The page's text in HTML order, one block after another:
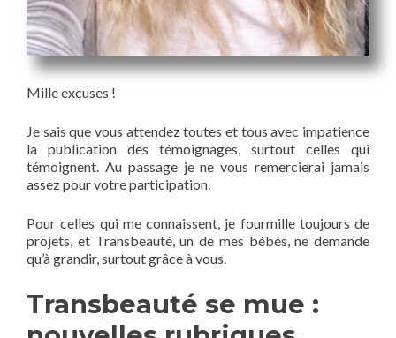
Mille excuses !
Je sais que vous attendez toutes et tous avec impatience
la publication des témoignages, surtout celles qui
témoignent. Au passage je ne vous remercierai jamais
assez pour votre participation.
Pour celles qui me connaissent, je fourmille toujours de
projets, et Transbeauté, un de mes bébés, ne demande
qu’à grandir, surtout grâce à vous.
Transbeauté se mue :